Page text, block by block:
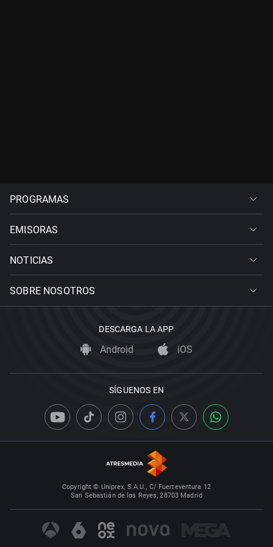
PROGRAMAS
EMISORAS
NOTICIAS
SOBRE NOSOTROS
DESCARGA LA APP
Android iOS
SÍGUENOS EN
Copyright © Uniprex, S.A.U., C/ Fuerteventura 12
San Sebastián de los Reyes, 28703 Madrid